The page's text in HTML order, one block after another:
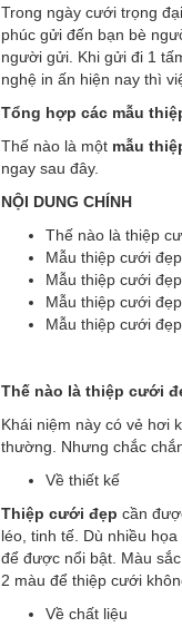
Trong ngày cưới trọng
phúc gửi đến bạn bè
người gửi. Khi gửi đi 1
nghệ in ấn hiện nay thì
Tổng hợp các mẫu
Thế nào là một mẫu
ngay sau đây.
NỘI DUNG CHÍNH
Thế nào là thiệp
Mẫu thiệp cưới
Mẫu thiệp cưới
Mẫu thiệp cưới
Mẫu thiệp cưới
Thế nào là thiệp cưới
Khái niệm này có vẻ hơi
thường. Nhưng chắc
Về thiết kế
Thiệp cưới đẹp cần
léo, tinh tế. Dù nhiều
để được nổi bật. Màu
2 màu để thiệp cưới
Về chất liệu